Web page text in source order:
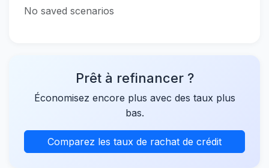
No saved scenarios
Prêt à refinancer ?
Économisez encore plus avec des taux plus
bas.
Comparez les taux de rachat de crédit